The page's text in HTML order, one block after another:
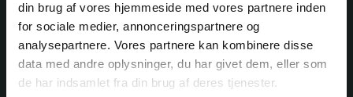
din brug af vores hjemmeside med vores partnere inden
for sociale medier, annonceringspartnere og
analysepartnere. Vores partnere kan kombinere disse
data med andre oplysninger, du har givet dem, eller som
de har indsamlet fra din brug af deres tjenester.